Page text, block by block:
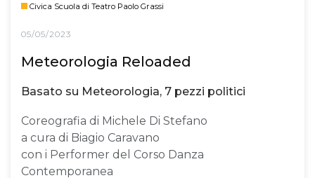
Civica Scuola di Teatro Paolo Grassi
05/05/2023
Meteorologia Reloaded
Basato su Meteorologia, 7 pezzi politici
Coreografia di Michele Di Stefano
a cura di Biagio Caravano
con i Performer del Corso Danza
Contemporanea